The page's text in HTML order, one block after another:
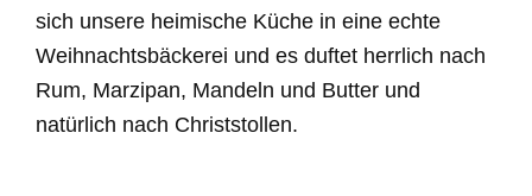
sich unsere heimische Küche in eine echte
Weihnachtsbäckerei und es duftet herrlich nach
Rum, Marzipan, Mandeln und Butter und
natürlich nach Christstollen.